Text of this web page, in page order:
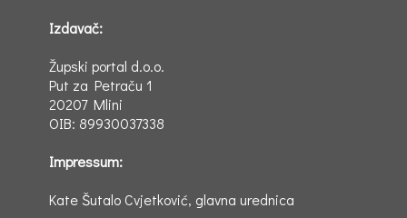
Izdavač:
Župski portal d.o.o.
Put za Petraču 1
20207 Mlini
OIB: 89930037338
Impressum:
Kate Šutalo Cvjetković, glavna urednica